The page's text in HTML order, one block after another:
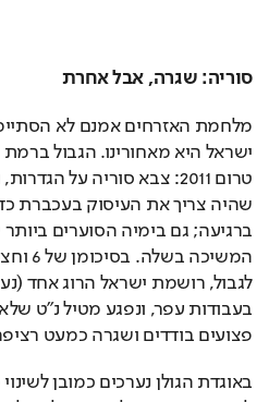
סוריה: שגרה, אבל אחרת
פצועים בודדים ושגרה כמעט רציפה.